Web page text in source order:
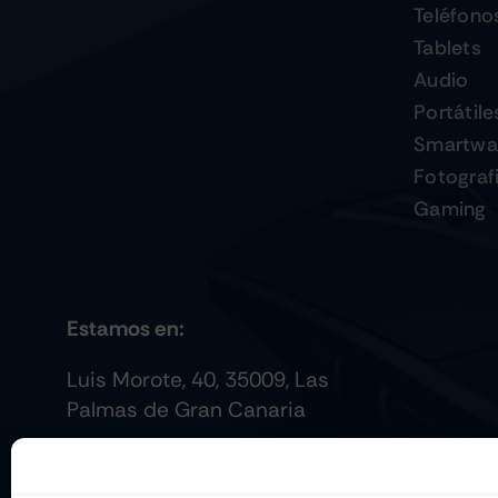
Tablets
Audio
Gaming
Estamos en:
Luis Morote, 40, 35009, Las
Palmas de Gran Canaria